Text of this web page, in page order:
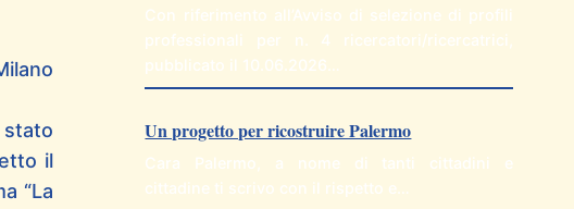
il
“La
Con riferimento all’Avviso di selezione di profili
professionali per n. 4 ricercatori/ricercatrici,
pubblicato il 10.06.2026…
Un progetto per ricostruire Palermo
Cara Palermo, a nome di tanti cittadini e
cittadine ti scrivo con il rispetto e…